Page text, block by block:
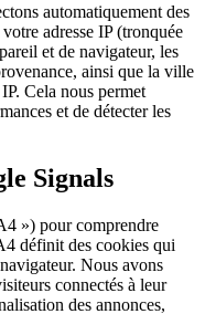
automatiquement des
adresse IP (tronquée
et de navigateur, les
ainsi que la ville
Cela nous permet
et de détecter les
Signals
») pour comprendre
définit des cookies qui
Nous avons
connectés à leur
des annonces,